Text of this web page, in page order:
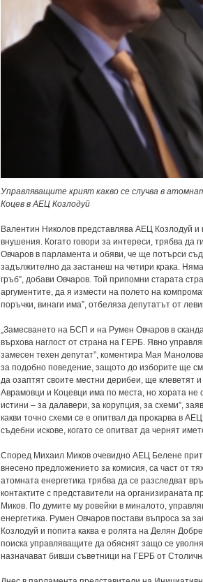
Управляващите крият какво се случва в
Коцев в АЕЦ Козлодуй
Валентин Николов представлява АЕЦ Козлодуй
внушения. Когато говори за интереси, трябва да
Овчаров в парламента и обяви, че ще потърси
задължително да застанеш на четири крака.
гръб”, добави Овчаров. Той припомни старата
аргументите, да я измести на полето на
поръчки, винаги има”, отбеляза депутатът от
„Замесването на БСП и на Румен Овчаров в
върхова наглост от страна на ГЕРБ. Явно
замесен техен депутат”, коментира Мая
за подобно поведение, защото до изборите ще
да озаптят своите местни дерибеи, ще клеветят
Аврамовци и Коцевци има по места, но хората не
истини – за далавери, за корупция, за схеми”,
какви точно схеми се е опитвал да прокарва в
съдебни искове, когато се опитват да чернят
Според Михаил Миков очевидно АЕЦ Белене
внесено предложението за комисия, са част от
атомната енергетика трябва да се разследват
контактите с представители на
Миков. По думите му ровейки в миналото,
енергетика. Румен Овчаров постави въпроса за
Козлодуй и попита каква е ролята на Делян
поиска управляващите да обяснят защо се
назначават бивши съветници на ГЕРБ от